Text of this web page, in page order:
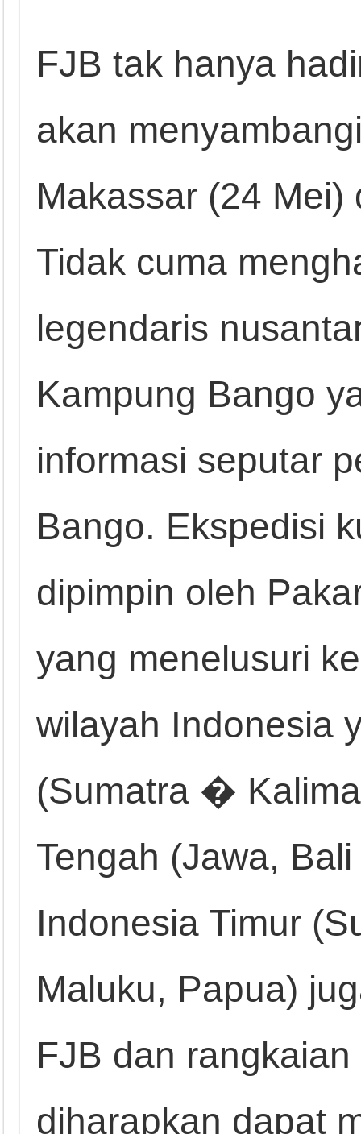
FJB tak hanya
akan
Makassar (24
Tidak cuma
legendaris
Kampung Bango
informasi seputar
Bango. Ekspedisi
dipimpin oleh
yang menelusuri
wilayah Indonesia
(Sumatra �
Tengah (Jawa,
Indonesia Timur
Maluku, Papua)
FJB dan
diharapkan dapat